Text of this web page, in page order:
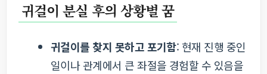
귀걸이 분실 후의 상황별 꿈
귀걸이를 찾지 못하고 포기함: 현재 진행 중인
일이나 관계에서 큰 좌절을 경험할 수 있음을